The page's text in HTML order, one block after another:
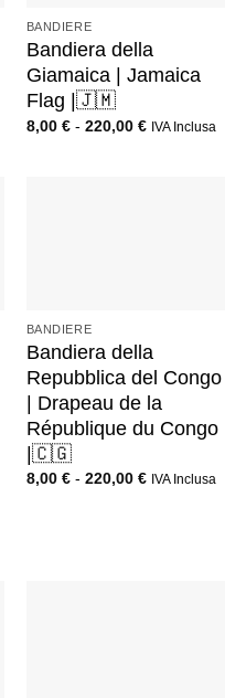
BANDIERE
Bandiera della
Giamaica | Jamaica
Flag |🇯🇲
8,00 € - 220,00 € IVA Inclusa
BANDIERE
Bandiera della
Repubblica del Congo
| Drapeau de la
République du Congo
|🇨🇬
8,00 € - 220,00 € IVA Inclusa